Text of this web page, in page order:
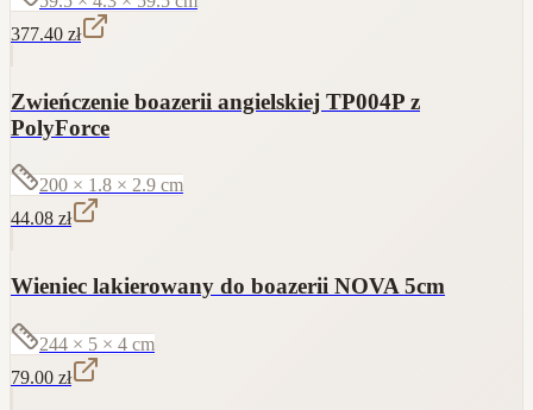
377.40 zł
Zwieńczenie boazerii angielskiej TP004P z
PolyForce
200 × 1.8 × 2.9 cm
44.08 zł
Wieniec lakierowany do boazerii NOVA 5cm
244 × 5 × 4 cm
79.00 zł